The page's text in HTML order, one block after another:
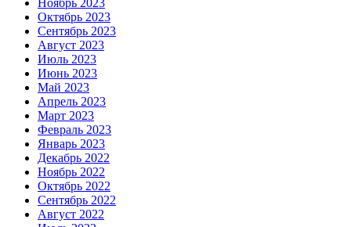
Октябрь 2023
Сентябрь 2023
Август 2023
Июль 2023
Июнь 2023
Май 2023
Апрель 2023
Март 2023
Февраль 2023
Январь 2023
Декабрь 2022
Ноябрь 2022
Октябрь 2022
Сентябрь 2022
Август 2022